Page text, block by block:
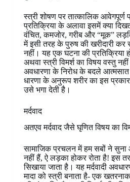
स्त्री शोषण पर तात्कालिक आवेगपूर्ण
प्रतिक्रिया के अलावा इसमें क्या
वंचित, कमजोर, गरीब और “मूक”
में इसी तरह के पुरुष की खरीदारी
नहीं। यह एक घटना की प्रतिक्रिया
अथवा स्त्री विमर्श का विषय वस्तु
अवधारणा के निरोध के बदले आत्मसात
धारणा के अनुरूप शरीर का इस
उसे भगा देती है।
मर्दवाद
अतएव मर्दवाद जैसे घृणित विषय का
सामाजिक प्रचलन में हम सबों ने
नहीं हैं, ऐ लड़का होकर रोता है! इस
सिखाया जाता है। यह मर्दवादी
मादा को स्त्री बनाता है- एक